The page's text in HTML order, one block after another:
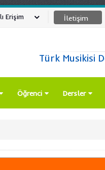
İletişim
Erişim
Türk Musikisi
Öğrenci Dersler